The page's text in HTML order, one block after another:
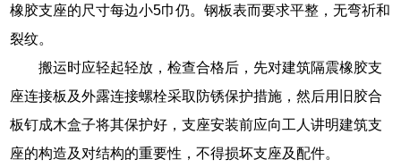
橡胶支座的尺寸每边小5巾仍。钢板表而要求平整，无弯祈和
裂纹。
搬运时应轻起轻放，检查合格后，先对建筑隔震橡胶支
座连接板及外露连接螺栓采取防锈保护措施，然后用旧胶合
板钉成木盒子将其保护好，支座安装前应向工人讲明建筑支
座的构造及对结构的重要性，不得损坏支座及配件。